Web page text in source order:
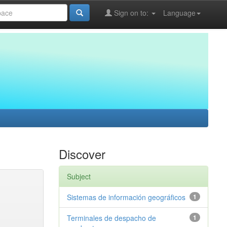
Language
Sign on to:
Discover
Subject
1
Sistemas de información geográficos
1
Terminales de despacho de